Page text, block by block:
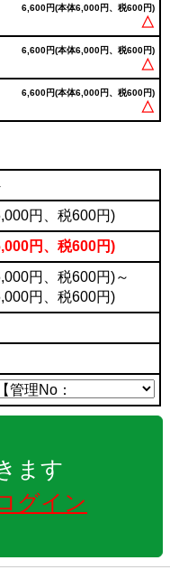
6,600円(本体6,000円、税600円)
△
6,600円(本体6,000円、税600円)
△
6,600円(本体6,000円、税600円)
△
円、税600円)
円、税600円)
円、税600円)～
円、税600円)
ます
グイン